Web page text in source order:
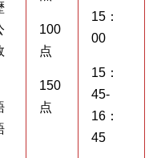
100
点
150
点
15：
00
15：
45-
16：
45